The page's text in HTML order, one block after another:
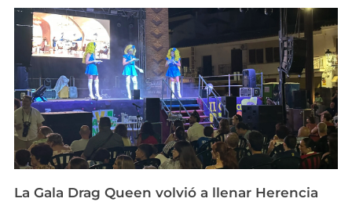
La Gala Drag Queen volvió a llenar Herencia